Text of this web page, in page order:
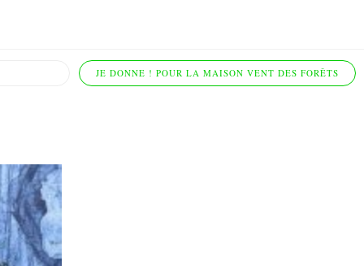
JE DONNE ! POUR LA MAISON VENT DES FORÊTS